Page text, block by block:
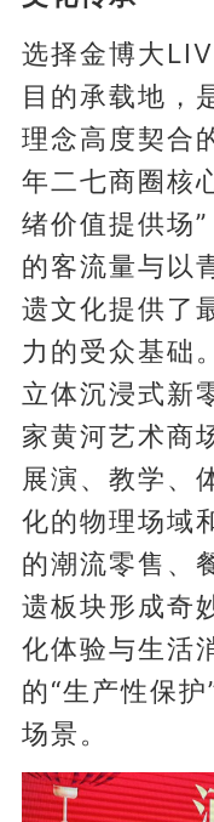
选择金博大
目的承载地，
理念高度契合
年二七商圈核
绪价值提供场
的客流量与以
遗文化提供了
力的受众基础
立体沉浸式新
家黄河艺术商
展演、教学、
化的物理场域
的潮流零售、
遗板块形成奇
化体验与生活
的“生产性保
场景。